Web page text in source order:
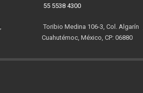
55 5538 4300
Toribio Medina 106-3, Col. Algarín
Cuahutémoc, México, CP: 06880